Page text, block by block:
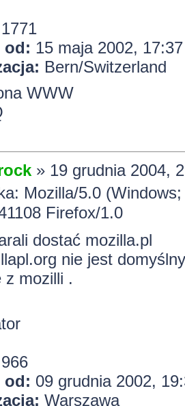
1771
od: 15 maja 2002, 17:37
Bern/Switzerland
WWW
» 19 grudnia 2004,
Mozilla/5.0
Firefox/1.0
dostać mozilla.pl
nie jest
z mozilli .
966
od: 09 grudnia 2002,
Warszawa